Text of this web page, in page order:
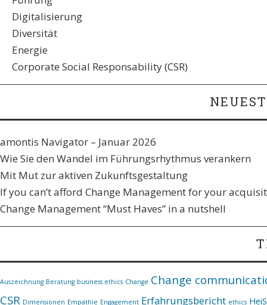
Digitalisierung
Diversität
Energie
Corporate Social Responsability (CSR)
amontis Navigator – Januar 2026
Wie Sie den Wandel im Führungsrhythmus verankern​
Mit Mut zur aktiven Zukunftsgestaltung
If you can’t afford Change Management for your
Change Management “Must Haves” in a nutshell
Auszeichnung Beratung business ethics Change Change
CSR Dimensionen Empathie Engagement Erfahrungsbericht ethics